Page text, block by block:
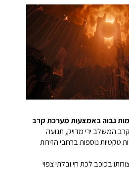
גבוה באמצעות מערכת קרב
קרב המשלב ירי מדויק, תנועה
טקטיות נוספות ברחבי הזירות
בכוכב לכת חי ובלתי צפוי